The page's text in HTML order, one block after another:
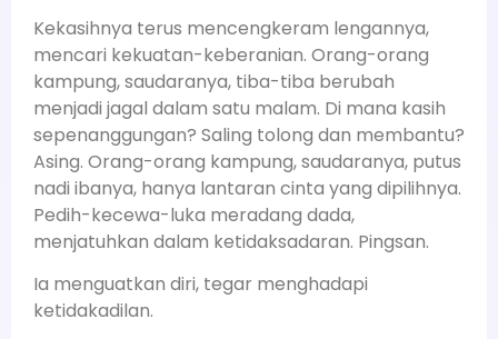
Kekasihnya terus mencengkeram lengannya,
mencari kekuatan-keberanian. Orang-orang
kampung, saudaranya, tiba-tiba berubah
menjadi jagal dalam satu malam. Di mana kasih
sepenanggungan? Saling tolong dan membantu?
Asing. Orang-orang kampung, saudaranya, putus
nadi ibanya, hanya lantaran cinta yang dipilihnya.
Pedih-kecewa-luka meradang dada,
menjatuhkan dalam ketidaksadaran. Pingsan.
Ia menguatkan diri, tegar menghadapi
ketidakadilan.